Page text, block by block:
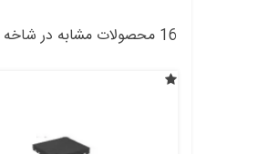
16 محصولات مشابه در شاخه های مختلف: